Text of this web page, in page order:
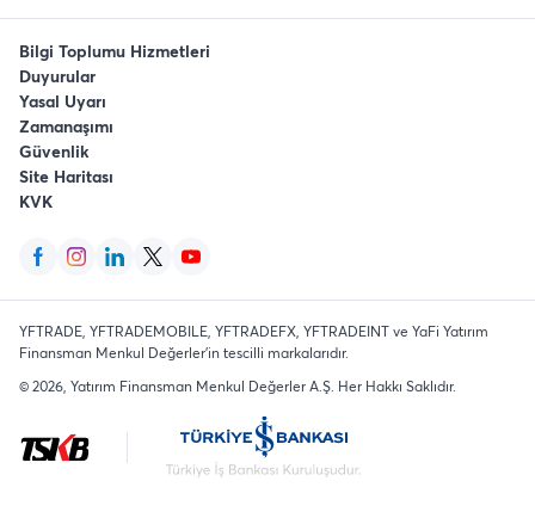
Bilgi Toplumu Hizmetleri
Duyurular
Yasal Uyarı
Zamanaşımı
Güvenlik
Site Haritası
KVK
YFTRADE, YFTRADEMOBILE, YFTRADEFX, YFTRADEINT ve YaFi Yatırım
Finansman Menkul Değerler'in tescilli markalarıdır.
©2026 , Yatırım Finansman Menkul Değerler A.Ş. Her Hakkı Saklıdır.